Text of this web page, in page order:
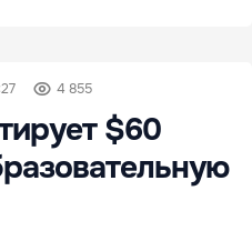
4 855
$60